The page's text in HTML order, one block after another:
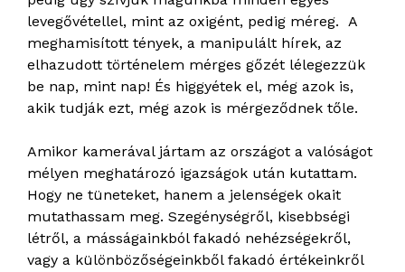
levegővétellel, mint az oxigént, pedig méreg. A
meghamisított tények, a manipulált hírek, az
elhazudott történelem mérges gőzét lélegezzük
be nap, mint nap! És higgyétek el, még azok is,
akik tudják ezt, még azok is mérgeződnek tőle.
Amikor kamerával jártam az országot a valóságot
mélyen meghatározó igazságok után kutattam.
Hogy ne tüneteket, hanem a jelenségek okait
mutathassam meg. Szegénységről, kisebbségi
létről, a másságainkból fakadó nehézségekről,
vagy a különbözőségeinkből fakadó értékeinkről